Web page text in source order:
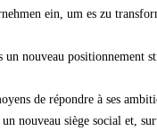
ein, um es zu
nouveau positionnement
de répondre à ses
nouveau siège social et,